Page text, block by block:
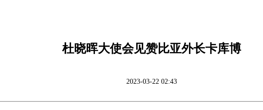
杜晓晖大使会见赞比亚外长卡库博
2023-03-22 02:43